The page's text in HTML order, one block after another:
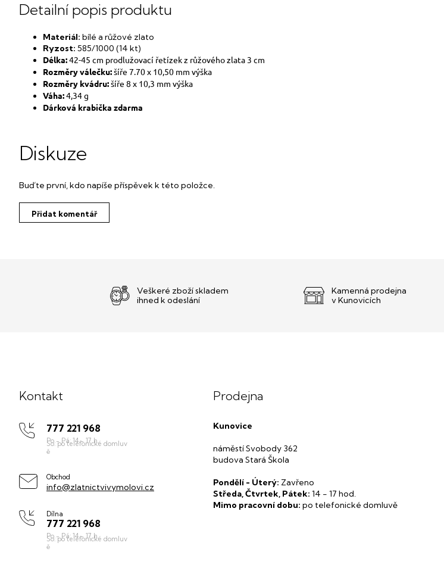
Detailní popis produktu
Materiál: bílé a růžové zlato
Ryzost: 585/1000 (14 kt)
Délka:42-45 cm prodlužovací řetízek z růžového zlata 3 cm
Rozměry válečku:šíře 7.70 x 10,50 mm výška
Rozměry kvádru:šíře 8 x 10,3 mm výška
Váha:4,34 g
Dárková krabička zdarma
Diskuze
Buďte první, kdo napíše příspěvek k této položce.
Přidat komentář
Veškeré zboží skladem
ihned k odeslání
Kamenná prodejna
v Kunovicích
Kontakt
777 221 968
Obchod
info@zlatnictvivymolovi.cz
Dílna
777 221 968
Prodejna
Kunovice
náměstí Svobody 362
budova Stará Škola
Pondělí - Úterý: Zavřeno
Středa, Čtvrtek, Pátek: 14 - 17 hod.
Mimo pracovní dobu: po telefonické domluvě